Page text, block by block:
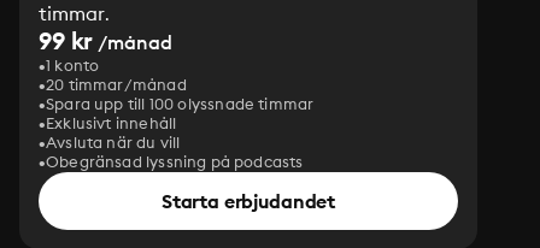
timmar.
99 kr /månad
1 konto
20 timmar/månad
Spara upp till 100 olyssnade timmar
Exklusivt innehåll
Avsluta när du vill
Obegränsad lyssning på podcasts
Starta erbjudandet